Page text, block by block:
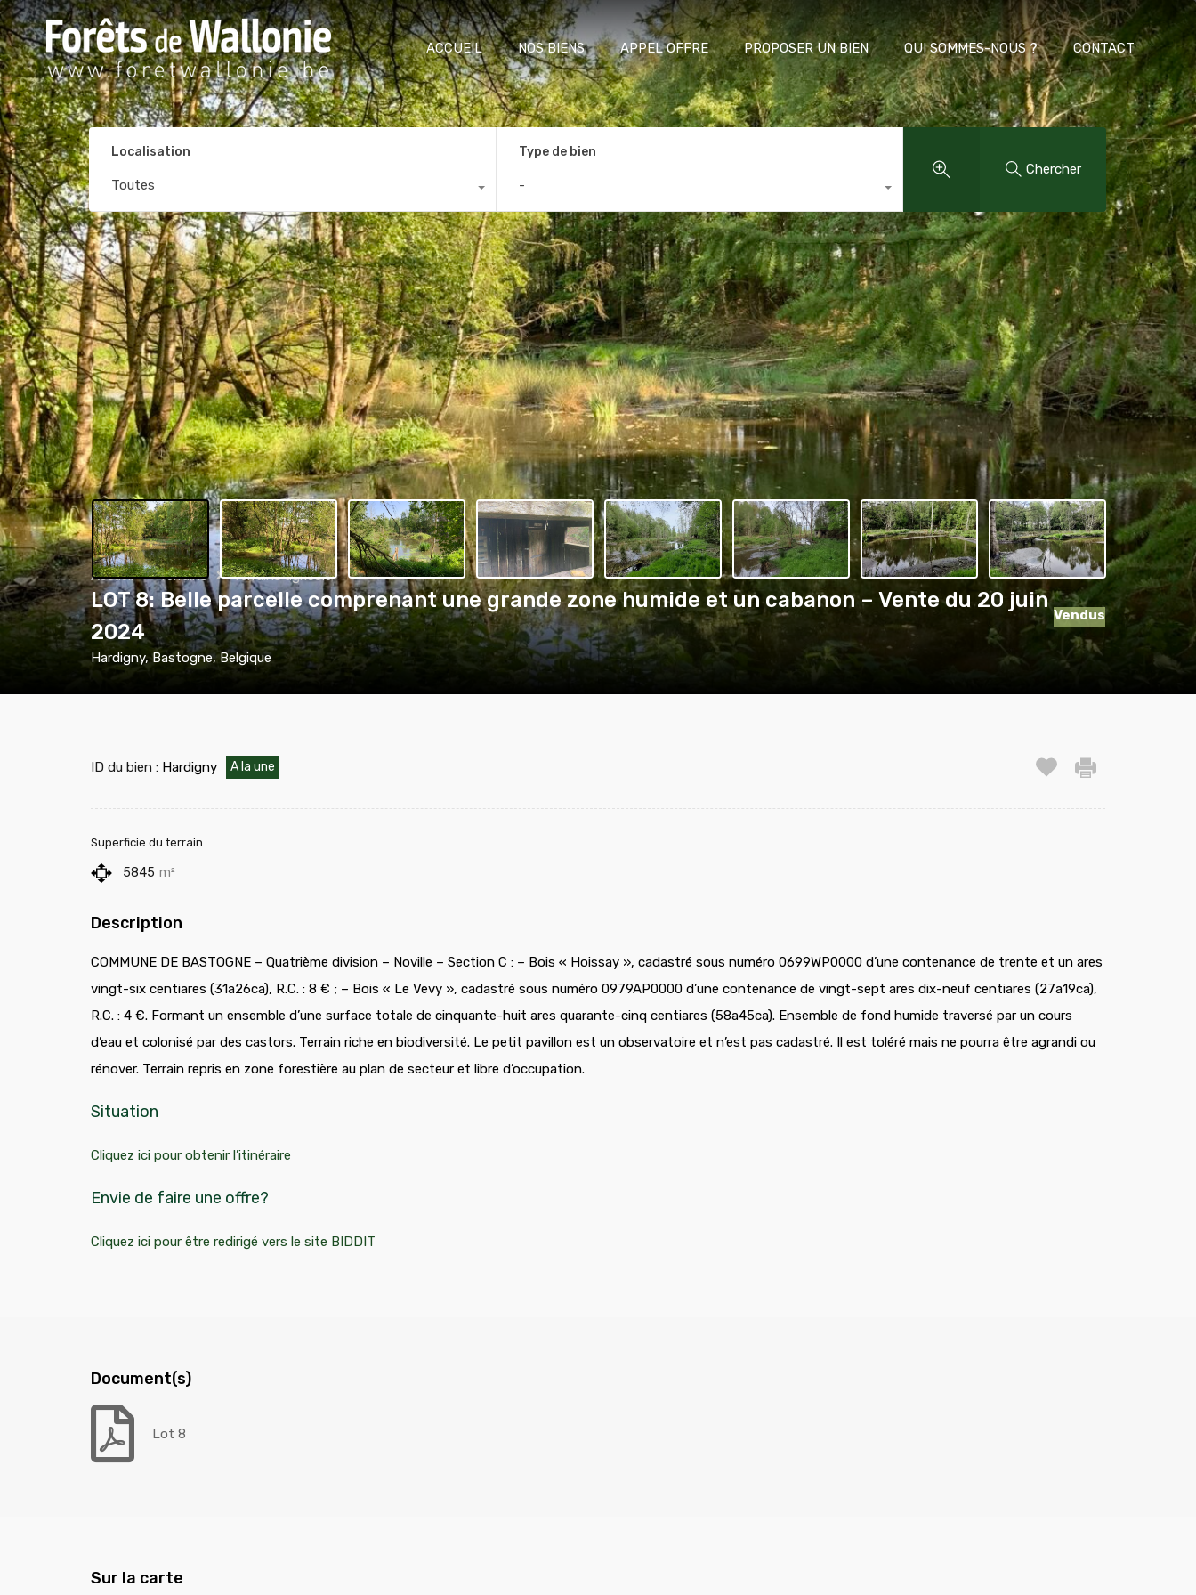
ACCUEIL NOS BIENS APPEL OFFRE PROPOSER UN BIEN QUI SOMMES-NOUS ? CONTACT
Localisation
Toutes
Type de bien
-
Chercher
Accueil Terrains Terrains agricole
LOT 8: Belle parcelle comprenant une grande zone humide et un cabanon – Vente du 20 juin
2024
Hardigny, Bastogne, Belgique
Vendus
ID du bien : Hardigny A la une
Superficie du terrain
5845 m²
Description
COMMUNE DE BASTOGNE – Quatrième division – Noville – Section C : – Bois « Hoissay », cadastré sous numéro 0699WP0000 d’une contenance de trente et un ares
vingt-six centiares (31a26ca), R.C. : 8 € ; – Bois « Le Vevy », cadastré sous numéro 0979AP0000 d’une contenance de vingt-sept ares dix-neuf centiares (27a19ca),
R.C. : 4 €. Formant un ensemble d’une surface totale de cinquante-huit ares quarante-cinq centiares (58a45ca). Ensemble de fond humide traversé par un cours
d’eau et colonisé par des castors. Terrain riche en biodiversité. Le petit pavillon est un observatoire et n’est pas cadastré. Il est toléré mais ne pourra être agrandi ou
rénover. Terrain repris en zone forestière au plan de secteur et libre d’occupation.
Situation
Cliquez ici pour obtenir l’itinéraire
Envie de faire une offre?
Cliquez ici pour être redirigé vers le site BIDDIT
Document(s)
Lot 8
Sur la carte